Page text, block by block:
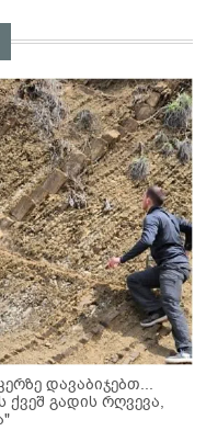
დავაბიჯებთ...
გადის რღვევა,